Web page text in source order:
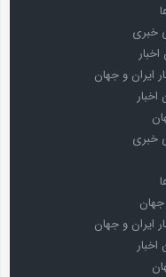
خبری
ایران و جهان
خبری
جهان
ایران و جهان